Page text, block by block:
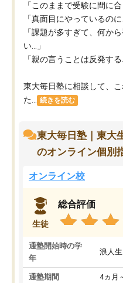
「このままで受験に間に
「真面目にやっているの
「課題が多すぎて、何か
い…」
「親の言うことは反発する
東大毎日塾に相談して、
た...
続きを読む
東大毎日塾｜東大
のオンライン個別
オンライン校
生徒
総合評価
通塾開始時の学
年
浪人生
通塾期間 4ヵ月